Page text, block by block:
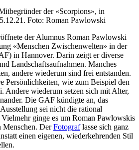
der «Scorpions», in
Foto: Roman Pawlowski
der Alumnus Roman Pawlowski
«Menschen Zwischenwelten» in der
in Hannover. Darin zeigt er diverse
Landschaftsaufnahmen. Manches
andere wiederum sind frei entstanden.
Persönlichkeiten, wie zum Beispiel den
Andere wiederum setzen sich mit Alter,
Die GAF kündigte an, das
sei nicht die rational
ginge es um Roman Pawlowskis
Menschen. DerFotograflasse sich ganz
einen eigenen, wiederkehrenden Stil